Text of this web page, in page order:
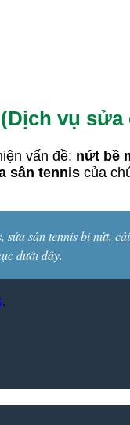
vụ
vấn đề: nứt bề
sân tennis của
sửa sân tennis bị nứt,
dưới đây.
.